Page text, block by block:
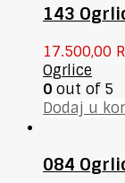
143
17.500,00
Ogrlice
0 out of 5
Dodaj u
084